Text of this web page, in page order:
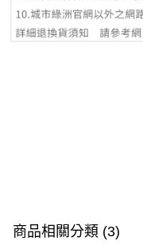
商品相關分類 (3)